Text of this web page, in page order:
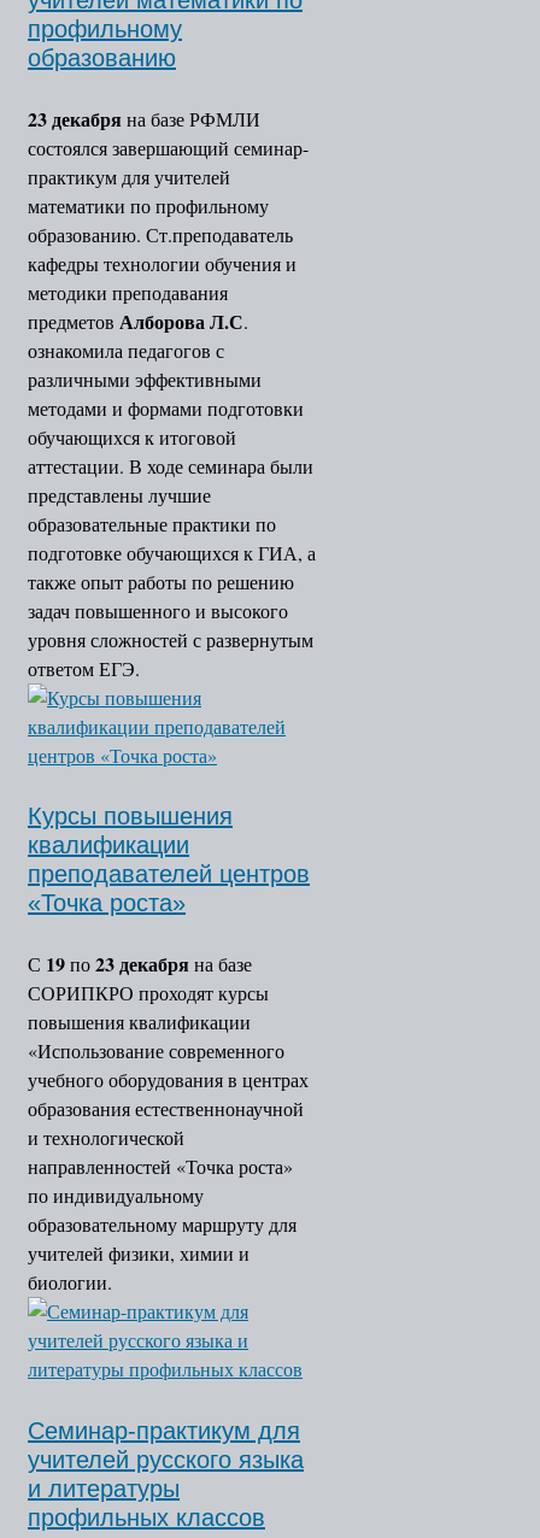
профильному
образованию
23 декабряна базе РФМЛИ
состоялся завершающий семинар-
практикум для учителей
математики по профильному
образованию. Ст.преподаватель
кафедры технологии обучения и
методики преподавания
предметов Алборова Л.С.
ознакомила педагогов с
различными эффективными
методами и формами подготовки
обучающихся к итоговой
аттестации. В ходе семинара были
представлены лучшие
образовательные практики по
подготовке обучающихся к ГИА, а
также опыт работы по решению
задач повышенного и высокого
уровня сложностей с развернутым
ответом ЕГЭ.
Курсы повышения
квалификации
преподавателей центров
«Точка роста»
С 19по23 декабряна базе
СОРИПКРО проходят курсы
повышения квалификации
«Использование современного
учебного оборудования в центрах
образования естественнонаучной
и технологической
направленностей «Точка роста»
по индивидуальному
образовательному маршруту для
учителей физики, химии и
биологии.
Семинар-практикум для
учителей русского языка
и литературы
профильных классов